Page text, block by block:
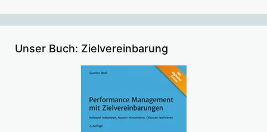
Unser Buch: Zielvereinbarung